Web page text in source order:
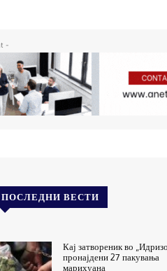
-
ПОСЛЕДНИ ВЕСТИ
Кај затвореник во
пронајдени 27 пакувања
марихуана